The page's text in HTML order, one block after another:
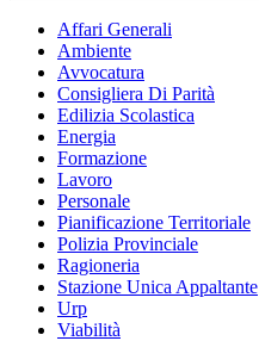
Affari Generali
Ambiente
Avvocatura
Consigliera Di Parità
Edilizia Scolastica
Energia
Formazione
Lavoro
Personale
Pianificazione Territoriale
Polizia Provinciale
Ragioneria
Stazione Unica Appaltante
Urp
Viabilità